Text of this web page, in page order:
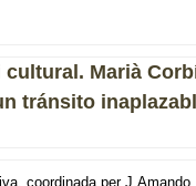
cultural. Marià
tránsito
coordinada per J.Amando